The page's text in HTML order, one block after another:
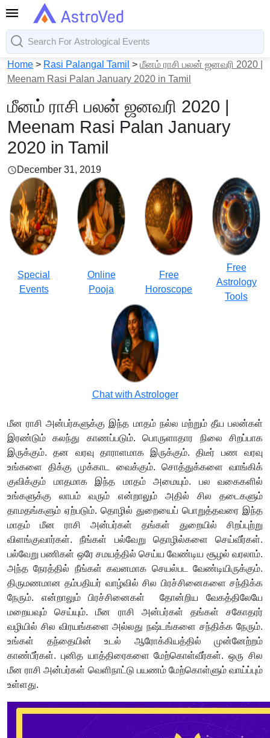
Home > Rasi Palangal Tamil > மீனம் ராசி பலன் ஜனவரி 2020 |
Meenam Rasi Palan January 2020 in Tamil
மீனம் ராசி பலன் ஜனவரி 2020 |
Meenam Rasi Palan January
2020 in Tamil
December 31, 2019
Special
Events
Online
Pooja
Free
Horoscope
Free
Astrology
Tools
Chat with Astrologer
மீன ராசி அன்பர்களுக்கு இந்த மாதம் நல்ல மற்றும் தீய பலன்கள்
இரண்டும் கலந்து காணப்படும். பொருளாதார நிலை சிறப்பாக
இருக்கும். தன வரவு தாராளமாக இருக்கும். திடீர் பண வரவு
உங்களை திக்கு முக்காட வைக்கும். சொத்துக்களை வாங்கிக்
குவிக்கும் மாதமாக இந்த மாதம் அமையும். பல வகைகளில்
உங்களுக்கு லாபம் வரும் என்றாலும் அதில் சில தடைகளும்
தாமதங்களும் ஏற்படும். தொழில் துறையைப் பொறுத்தவரை இந்த
மாதம் மீன ராசி அன்பர்கள் தங்கள் துறையில் சிறப்புற்று
விளங்குவார்கள். நீங்கள் பல்வேறு தொழில்களை செய்வீர்கள்.
பல்வேறு பணிகள் ஒரே சமயத்தில் செய்ய வேண்டிய சூழல் வரலாம்.
அந்த நேரத்தில் நீங்கள் கவனமாக செயல்பட வேண்டியிருக்கும்.
திருமணமான தம்பதியர் வாழ்வில் சில பிரச்சினைகளை சந்திக்க
நேரும். என்றாலும் பிரச்சினைகள் தோன்றிய வேகத்திலேயே
மறையவும் செய்யும். மீன ராசி அன்பர்கள் தங்கள் சகோதரர்
வழியில் சில விரயங்களை அல்லது நஷ்டங்களை சந்திக்க நேரும்.
உங்கள் தந்தையின் உடல் ஆரோக்கியத்தில் முன்னேற்றம்
காண்பீர்கள். புனித யாத்திரைகளை மேற்கொள்வீர்கள். ஒரு சில
மீன ராசி அன்பர்கள் வெளிநாட்டு பயணம் மேற்கொள்ளும் வாய்ப்பும்
உள்ளது.